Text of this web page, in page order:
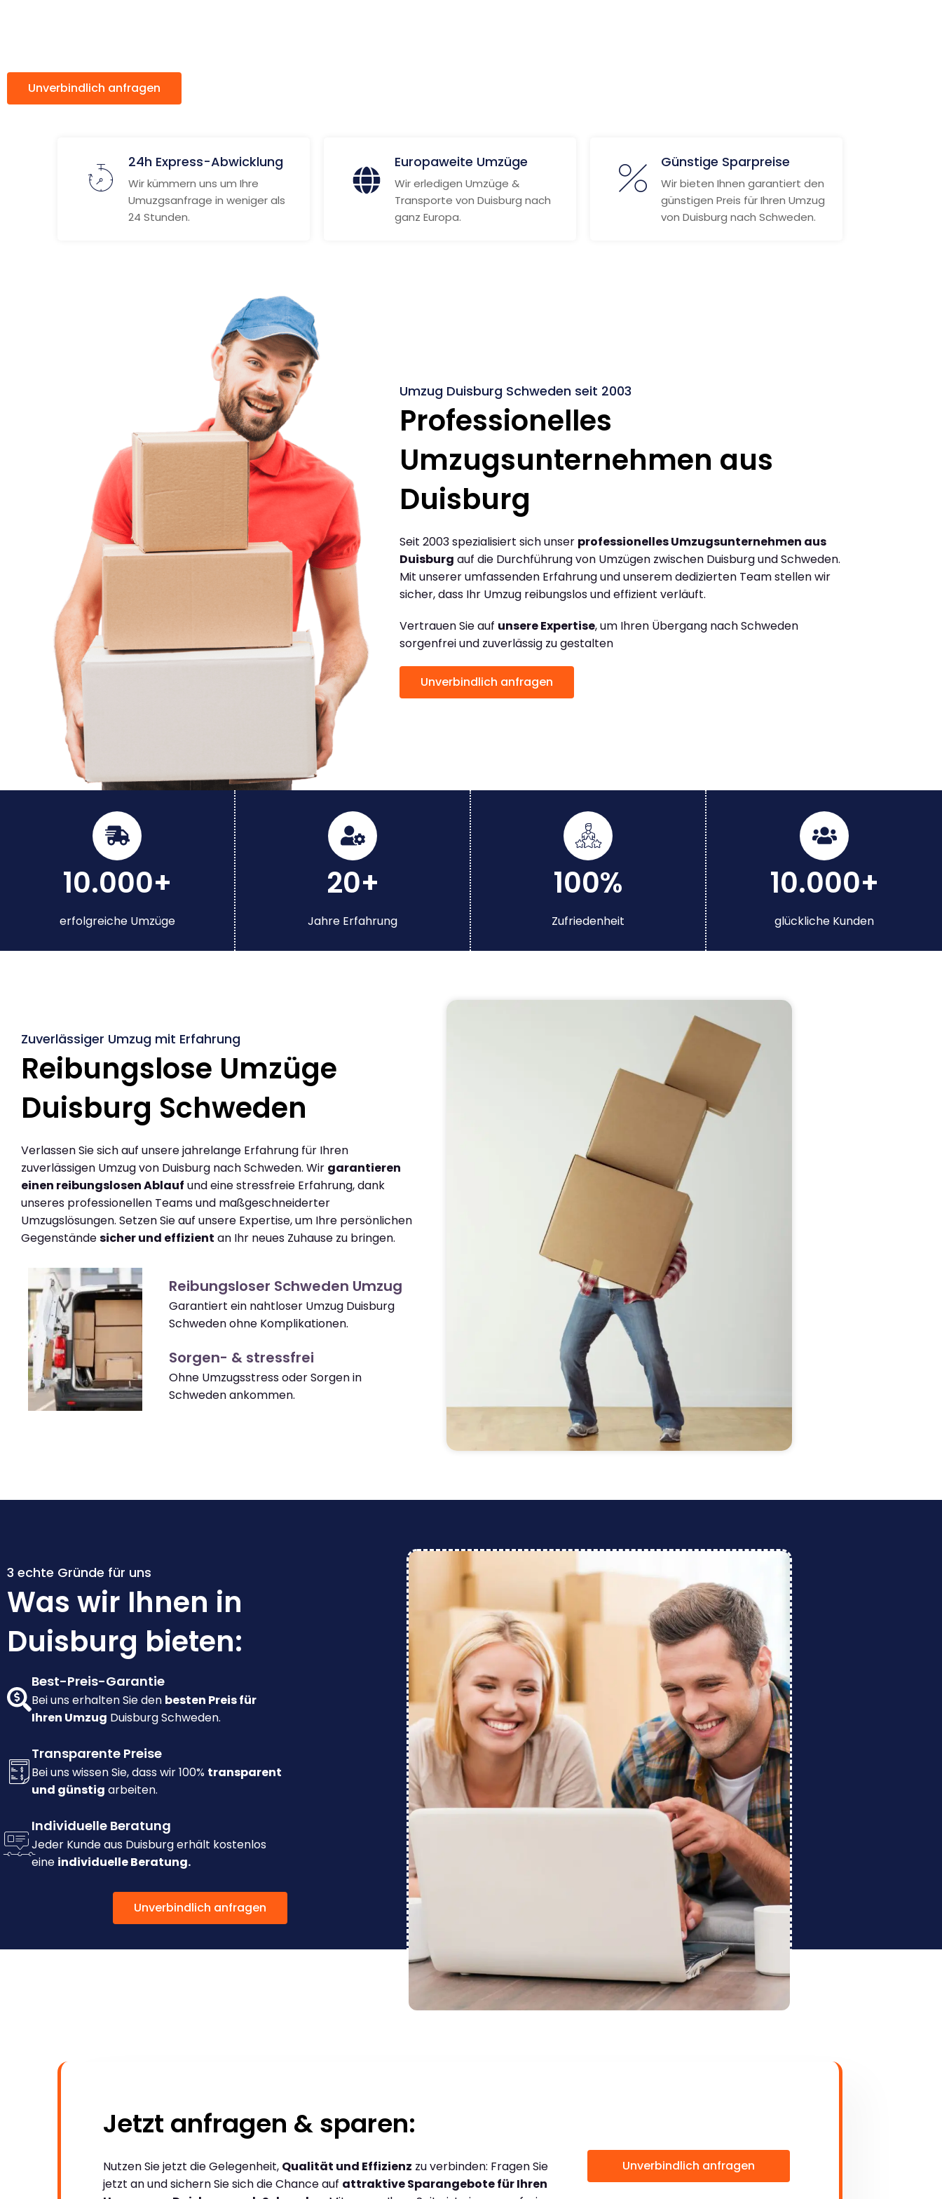
Unverbindlich anfragen
24h Express-Abwicklung
Wir kümmern uns um Ihre
Umuzgsanfrage in weniger als
24 Stunden.
Europaweite Umzüge
Wir erledigen Umzüge &
Transporte von Duisburg nach
ganz Europa.
Günstige Sparpreise
Wir bieten Ihnen garantiert den
günstigen Preis für Ihren Umzug
von Duisburg nach Schweden.
Umzug Duisburg Schweden seit 2003
Professionelles
Umzugsunternehmen aus
Duisburg
Seit 2003 spezialisiert sich unser professionelles Umzugsunternehmen aus
Duisburg auf die Durchführung von Umzügen zwischen Duisburg und Schweden.
Mit unserer umfassenden Erfahrung und unserem dedizierten Team stellen wir
sicher, dass Ihr Umzug reibungslos und effizient verläuft.
Vertrauen Sie auf unsere Expertise, um Ihren Übergang nach Schweden
sorgenfrei und zuverlässig zu gestalten
Unverbindlich anfragen
10.000+
erfolgreiche Umzüge
20+
Jahre Erfahrung
100%
Zufriedenheit
10.000+
glückliche Kunden
Zuverlässiger Umzug mit Erfahrung
Reibungslose Umzüge
Duisburg Schweden
Verlassen Sie sich auf unsere jahrelange Erfahrung für Ihren
zuverlässigen Umzug von Duisburg nach Schweden. Wir garantieren
einen reibungslosen Ablauf und eine stressfreie Erfahrung, dank
unseres professionellen Teams und maßgeschneiderter
Umzugslösungen. Setzen Sie auf unsere Expertise, um Ihre persönlichen
Gegenständesicher und effizient an Ihr neues Zuhause zu bringen.
Reibungsloser Schweden Umzug
Garantiert ein nahtloser Umzug Duisburg
Schweden ohne Komplikationen.
Sorgen- & stressfrei
Ohne Umzugsstress oder Sorgen in
Schweden ankommen.
3 echte Gründe für uns
Was wir Ihnen in
Duisburg bieten:
Best-Preis-Garantie
Bei uns erhalten Sie den besten Preis für
Ihren Umzug Duisburg Schweden.
Transparente Preise
Bei uns wissen Sie, dass wir 100% transparent
und günstig arbeiten.
Individuelle Beratung
Jeder Kunde aus Duisburg erhält kostenlos
eine individuelle Beratung.
Unverbindlich anfragen
Jetzt anfragen & sparen:
Nutzen Sie jetzt die Gelegenheit, Qualität und Effizienz zu verbinden: Fragen Sie
jetzt an und sichern Sie sich die Chance auf attraktive Sparangebote für Ihren
Unverbindlich anfragen